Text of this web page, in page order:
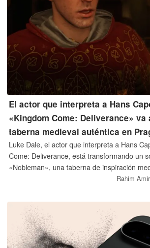
El actor que interpreta a Hans
«Kingdom Come: Deliverance» va
taberna medieval auténtica en
Luke Dale, el actor que interpreta a Hans
Come: Deliverance, está transformando un
«Nobleman», una taberna de inspiración
velas. Su inauguración está prevista para el
asados dominicales y cerveza.
Rahim